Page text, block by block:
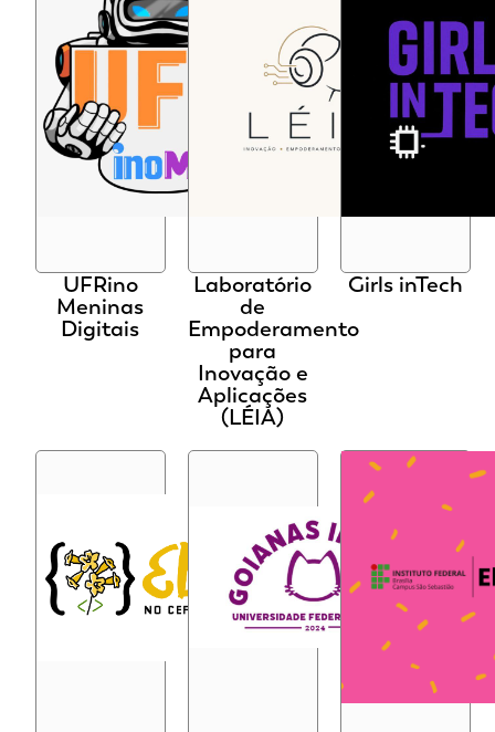
UFRino
Meninas
Digitais
Laboratório
de
Empoderamento
para
Inovação e
Aplicações
(LÉIA)
Girls inTech